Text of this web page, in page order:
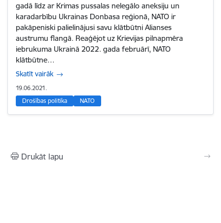
gadā līdz ar Krimas pussalas nelegālo aneksiju un
karadarbību Ukrainas Donbasa reģionā, NATO ir
pakāpeniski palielinājusi savu klātbūtni Alianses
austrumu flangā. Reaģējot uz Krievijas pilnapmēra
iebrukuma Ukrainā 2022. gada februārī, NATO
klātbūtne…
Skatīt vairāk
19.06.2021.
Drošības politika
NATO
Drukāt lapu